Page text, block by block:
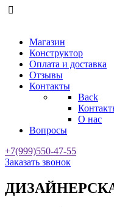
Магазин
Конструктор
Оплата и доставка
Отзывы
Контакты
Back
О нас
Вопросы
+7(999)550-47-55
Заказать звонок